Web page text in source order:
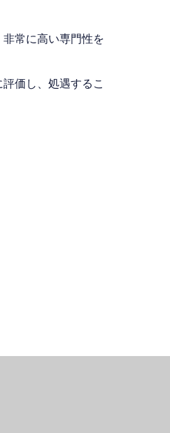
常に高い専門性を
価し、処遇するこ